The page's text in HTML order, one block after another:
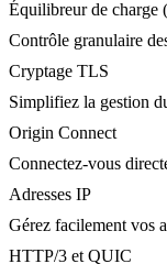
Équilibreur de charge
Contrôle granulaire
Cryptage TLS
Simplifiez la gestion
Origin Connect
Connectez-vous
Adresses IP
Gérez facilement vos
HTTP/3 et QUIC